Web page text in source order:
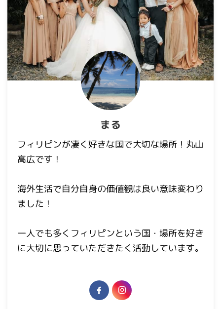
まる
フィリピンが凄く好きな国で大切な場所！丸山
高広です！
海外生活で自分自身の価値観は良い意味変わり
ました！
一人でも多くフィリピンという国・場所を好き
に大切に思っていただきたく活動しています。